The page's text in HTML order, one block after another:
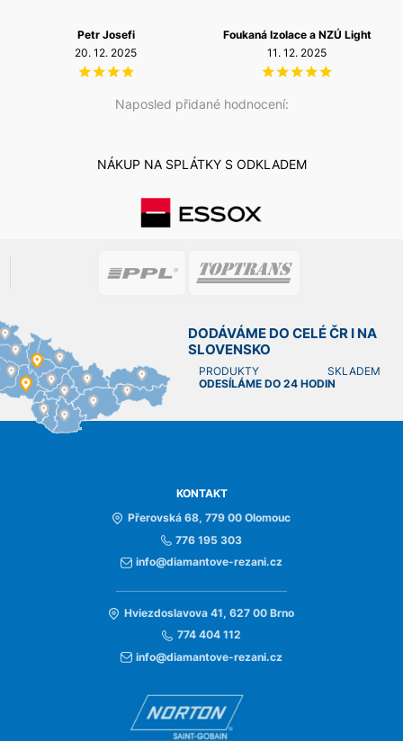
Naposled přidané hodnocení:
Petr Josefi
20. 12. 2025
Foukaná Izolace a NZÚ Light
11. 12. 2025
NÁKUP NA SPLÁTKY S ODKLADEM
DODÁVÁME DO CELÉ ČR I NA
SLOVENSKO
PRODUKTY SKLADEM
ODESÍLÁME DO 24 HODIN
KONTAKT
Přerovská 68, 779 00 Olomouc
776 195 303
info@diamantove-rezani.cz
Hviezdoslavova 41, 627 00 Brno
774 404 112
info@diamantove-rezani.cz